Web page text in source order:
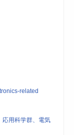
related
応用科学群、電気